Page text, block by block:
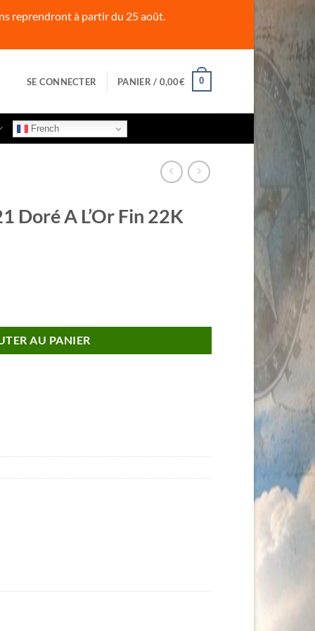
reprendront à partir du 25 août.
SE CONNECTER PANIER / 0,00€ 0
French
Doré A L’Or Fin 22K
AU PANIER